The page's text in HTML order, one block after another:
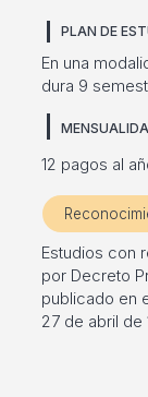
PLAN DE
En una
dura 9
12 pagos al
Estudios con
por Decreto
publicado en
27 de abril de